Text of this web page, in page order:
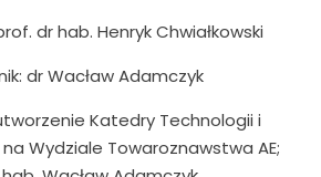
dr hab. Henryk Chwiałkowski
dr Wacław Adamczyk
Katedry Technologii i
Wydziale Towaroznawstwa AE;